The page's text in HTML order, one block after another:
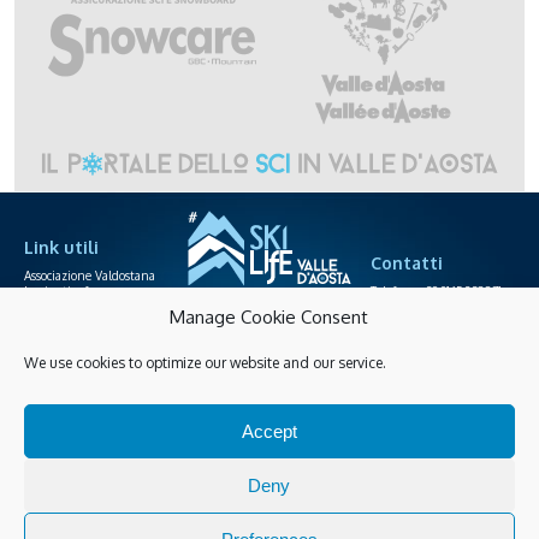
Manage Cookie Consent
We use cookies to optimize our website and our service.
Accept
Deny
Link utili
Associazione Valdostana
Impianti a fune
Contatti
Telefono +39.0165.238871
Gestisci Cookies